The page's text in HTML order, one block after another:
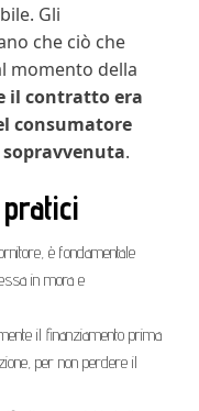
Gli
che ciò che
momento della
il contratto era
consumatore
sopravvenuta.
è fondamentale
in mora e
il finanziamento prima
per non perdere il